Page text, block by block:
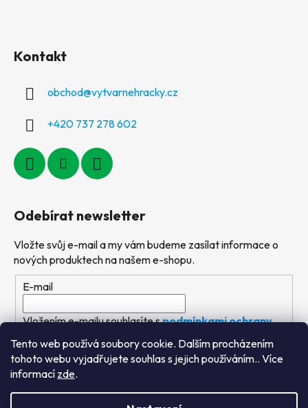
Tento web používá soubory cookie. Dalším procházením
tohoto webu vyjadřujete souhlas s jejich používáním.. Více
informací zde.
Kontakt
obchod@vytvarnehracky.cz
+420 737 278 602
Odebírat newsletter
Vložte svůj e-mail a my vám budeme zasílat informace o
nových produktech na našem e-shopu.
E-mail
Vložením e-mailu souhlasíte spodmínkami ochrany
osobních údajů
PŘIHLÁSIT SE